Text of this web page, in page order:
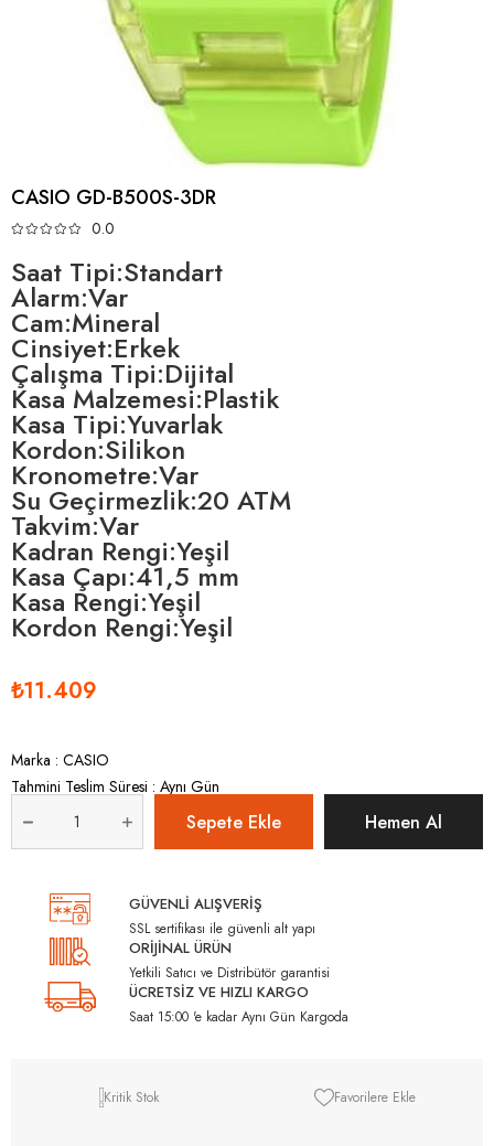
CASIO GD-B500S-3DR
0.0
Saat Tipi:Standart
Alarm:Var
Cam:Mineral
Cinsiyet:Erkek
Çalışma Tipi:Dijital
Kasa Malzemesi:Plastik
Kasa Tipi:Yuvarlak
Kordon:Silikon
Kronometre:Var
Su Geçirmezlik:20 ATM
Takvim:Var
Kadran Rengi:Yeşil
Kasa Çapı:41,5 mm
Kasa Rengi:Yeşil
Kordon Rengi:Yeşil
₺11.409
Marka : CASIO
Tahmini Teslim Süresi : Aynı Gün
GÜVENLİ ALIŞVERİŞ
SSL sertifikası ile güvenli alt yapı
ORİJİNAL ÜRÜN
Yetkili Satıcı ve Distribütör garantisi
ÜCRETSİZ VE HIZLI KARGO
Saat 15:00 'e kadar Aynı Gün Kargoda
Kritik Stok Favorilere Ekle